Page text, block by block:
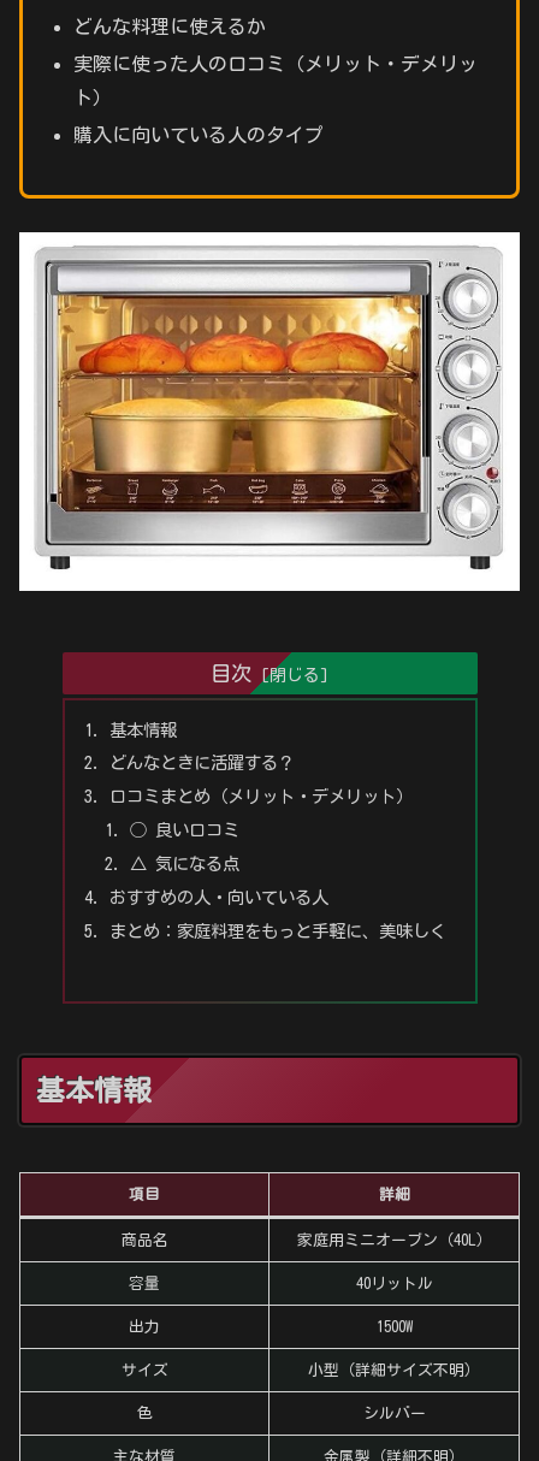
どんな料理に使えるか
実際に使った人の口コミ（メリット・デメリッ
ト）
購入に向いている人のタイプ
目次
基本情報
どんなときに活躍する？
口コミまとめ（メリット・デメリット）
◯ 良い口コミ
△ 気になる点
おすすめの人・向いている人
まとめ：家庭料理をもっと手軽に、美味しく
基本情報
項目 詳細
商品名 家庭用ミニオーブン（40L）
容量 40リットル
出力 1500W
サイズ 小型（詳細サイズ不明）
色 シルバー
主な材質 金属製（詳細不明）